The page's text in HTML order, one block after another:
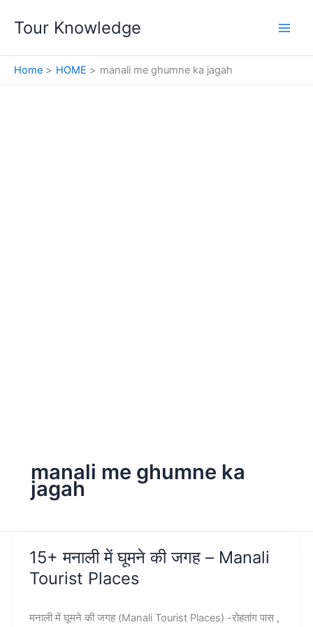
Tour Knowledge
Home HOME manali me ghumne ka jagah
manali me ghumne ka
jagah
15+ मनाली में घूमने की जगह – Manali
Tourist Places
मनाली में घूमने की जगह (Manali Tourist Places) -रोहतांग पास ,